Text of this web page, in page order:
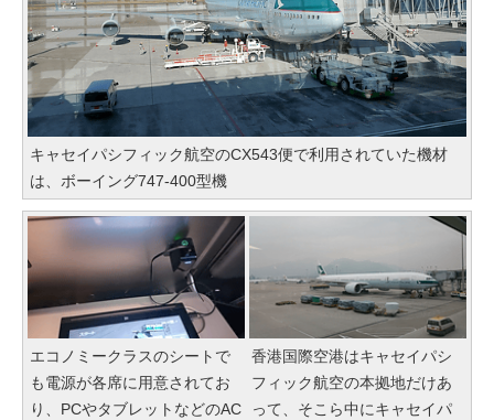
キャセイパシフィック航空のCX543便で利用されていた機材
は、ボーイング747-400型機
エコノミークラスのシートで
も電源が各席に用意されてお
り、PCやタブレットなどのAC
香港国際空港はキャセイパシ
フィック航空の本拠地だけあ
って、そこら中にキャセイパ